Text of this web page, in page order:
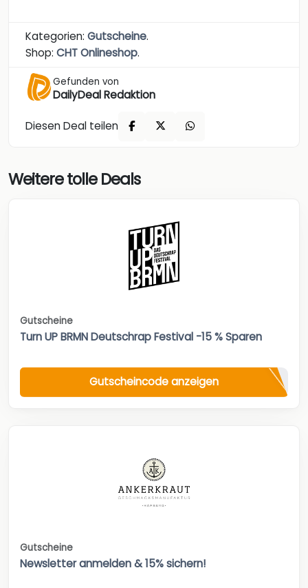
Kategorien: Gutscheine.
Shop: CHT Onlineshop.
Gefunden von
DailyDeal Redaktion
Diesen Deal teilen
Weitere tolle Deals
Gutscheine
Turn UP BRMN Deutschrap Festival -15 % Sparen
Gutscheincode anzeigen
Gutscheine
Newsletter anmelden & 15% sichern!